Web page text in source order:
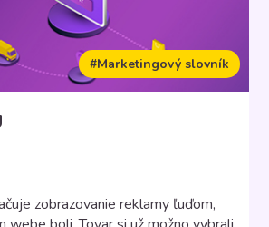
#Marketingový slovník
zobrazovanie reklamy ľuďom,